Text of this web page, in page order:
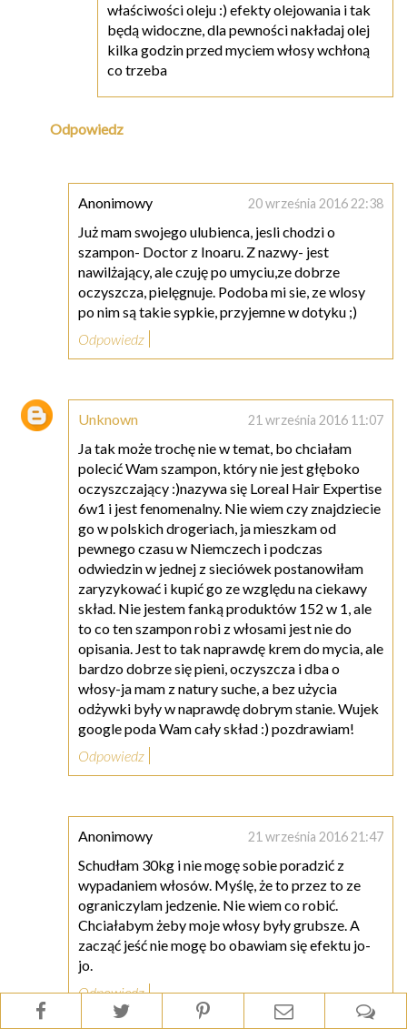
właściwości oleju :) efekty olejowania i tak
będą widoczne, dla pewności nakładaj olej
kilka godzin przed myciem włosy wchłoną
co trzeba
Odpowiedz
Anonimowy 20 września 2016 22:38
Już mam swojego ulubienca, jesli chodzi o
szampon- Doctor z Inoaru. Z nazwy- jest
nawilżający, ale czuję po umyciu,ze dobrze
oczyszcza, pielęgnuje. Podoba mi sie, ze wlosy
po nim są takie sypkie, przyjemne w dotyku ;)
Odpowiedz
Unknown 21 września 2016 11:07
Ja tak może trochę nie w temat, bo chciałam
polecić Wam szampon, który nie jest głęboko
oczyszczający :)nazywa się Loreal Hair Expertise
6w1 i jest fenomenalny. Nie wiem czy znajdziecie
go w polskich drogeriach, ja mieszkam od
pewnego czasu w Niemczech i podczas
odwiedzin w jednej z sieciówek postanowiłam
zaryzykować i kupić go ze względu na ciekawy
skład. Nie jestem fanką produktów 152 w 1, ale
to co ten szampon robi z włosami jest nie do
opisania. Jest to tak naprawdę krem do mycia, ale
bardzo dobrze się pieni, oczyszcza i dba o
włosy-ja mam z natury suche, a bez użycia
odżywki były w naprawdę dobrym stanie. Wujek
google poda Wam cały skład :) pozdrawiam!
Odpowiedz
Anonimowy 21 września 2016 21:47
Schudłam 30kg i nie mogę sobie poradzić z
wypadaniem włosów. Myślę, że to przez to ze
ograniczylam jedzenie. Nie wiem co robić.
Chciałabym żeby moje włosy były grubsze. A
zacząć jeść nie mogę bo obawiam się efektu jo-
jo.
Odpowiedz